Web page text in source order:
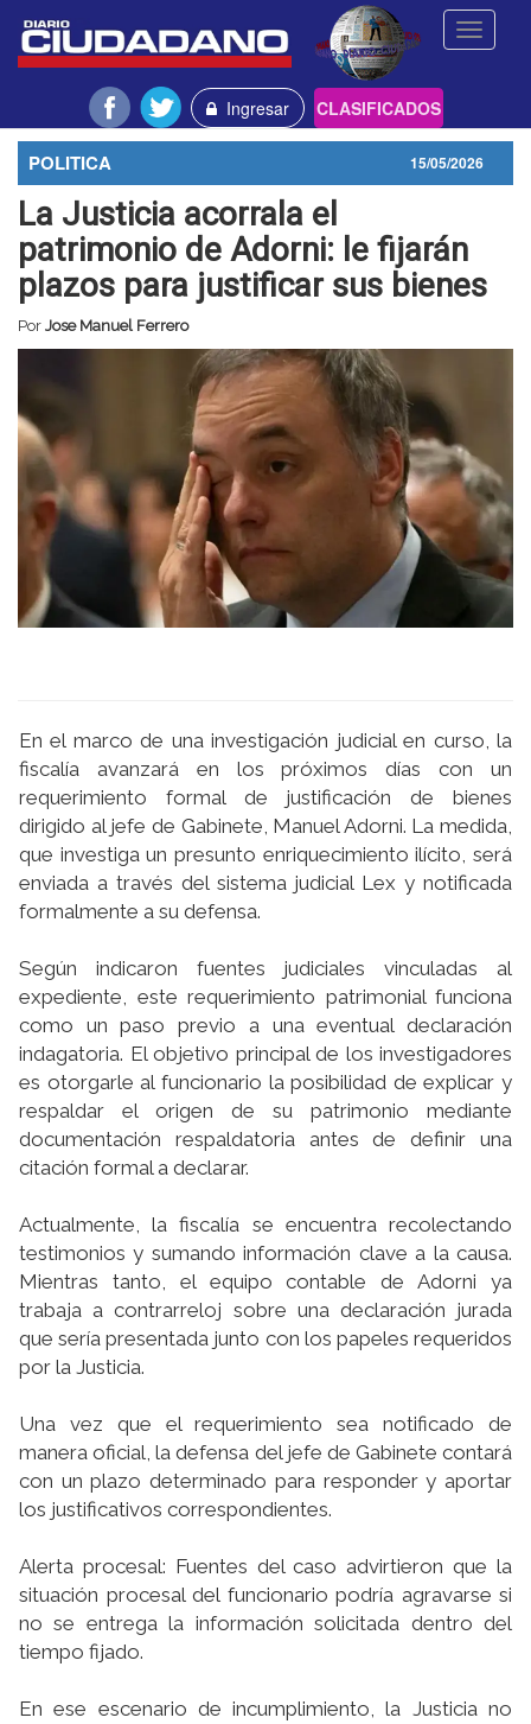
Toggle
Ingresar CLASIFICADOS
POLITICA 15/05/2026
La Justicia acorrala el
patrimonio de Adorni: le fijarán
plazos para justificar sus bienes
Por Jose Manuel Ferrero
En el marco de una investigación judicial en curso, la
fiscalía avanzará en los próximos días con un
requerimiento formal de justificación de bienes
dirigido al jefe de Gabinete, Manuel Adorni. La medida,
que investiga un presunto enriquecimiento ilícito, será
enviada a través del sistema judicial Lex y notificada
formalmente a su defensa.
Según indicaron fuentes judiciales vinculadas al
expediente, este requerimiento patrimonial funciona
como un paso previo a una eventual declaración
indagatoria. El objetivo principal de los investigadores
es otorgarle al funcionario la posibilidad de explicar y
respaldar el origen de su patrimonio mediante
documentación respaldatoria antes de definir una
citación formal a declarar.
Actualmente, la fiscalía se encuentra recolectando
testimonios y sumando información clave a la causa.
Mientras tanto, el equipo contable de Adorni ya
trabaja a contrarreloj sobre una declaración jurada
que sería presentada junto con los papeles requeridos
por la Justicia.
Una vez que el requerimiento sea notificado de
manera oficial, la defensa del jefe de Gabinete contará
con un plazo determinado para responder y aportar
los justificativos correspondientes.
Alerta procesal: Fuentes del caso advirtieron que la
situación procesal del funcionario podría agravarse si
no se entrega la información solicitada dentro del
tiempo fijado.
En ese escenario de incumplimiento, la Justicia no